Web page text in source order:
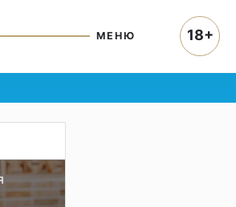
МЕНЮ 18+